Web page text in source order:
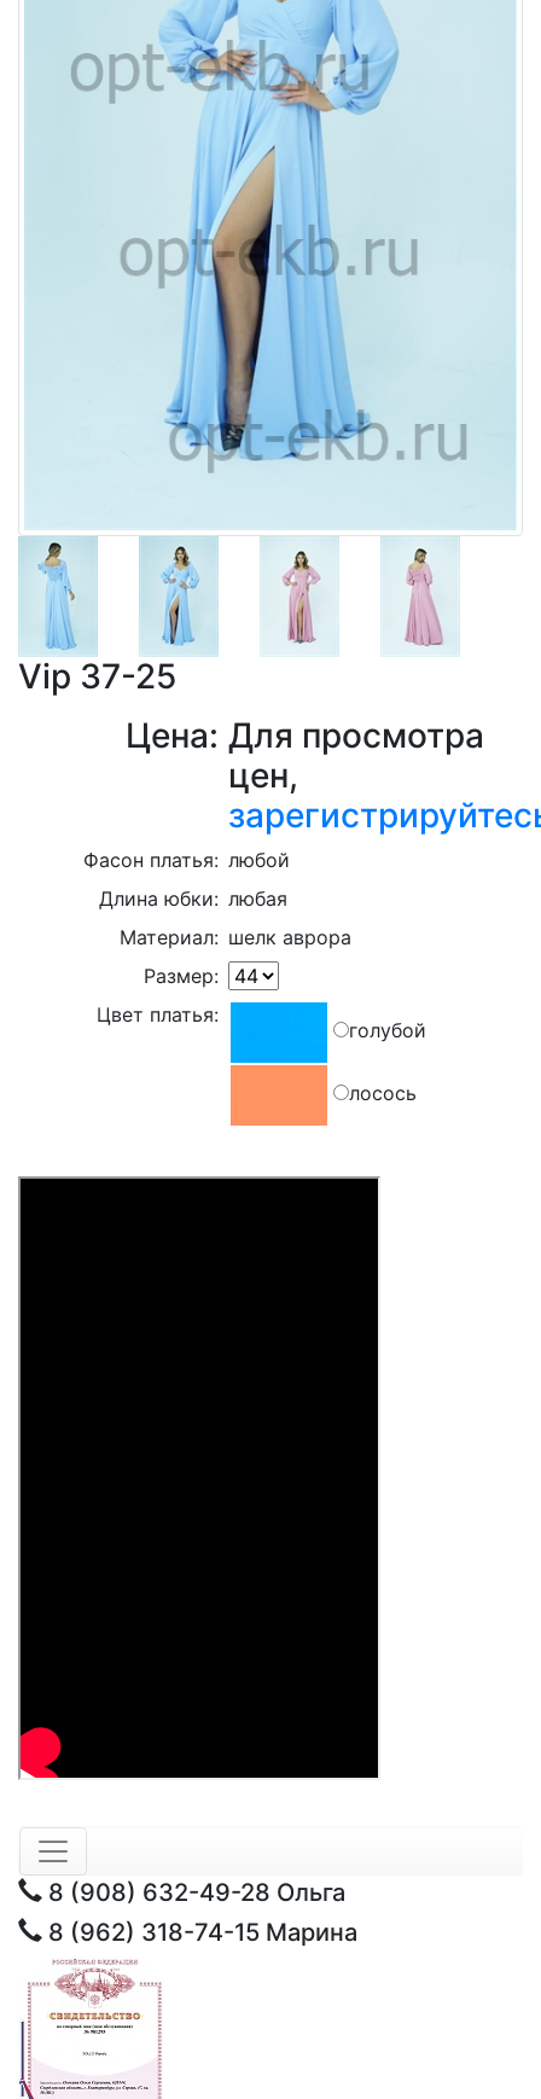
Vip 37-25
Цена: Для просмотра
цен,
Фасон платья: любой
Длина юбки: любая
Материал: шелк аврора
Размер:
Цвет платья:
голубой
лосось
8 (908) 632-49-28 Ольга
8 (962) 318-74-15 Марина